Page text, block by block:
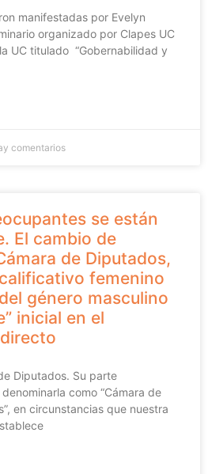
manifestadas por Evelyn
organizado por Clapes UC
UC titulado “Gobernabilidad y
comentarios
se están
El cambio de
de Diputados,
femenino
género masculino
inicial en el
Diputados. Su parte
como “Cámara de
en circunstancias que nuestra